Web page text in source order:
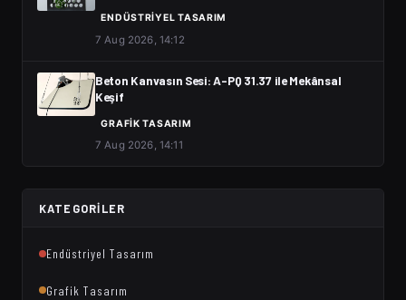
ENDÜSTRIYEL TASARIM
7 Aug 2026, 14:12
Beton Kanvasın Sesi: A-PQ 31.37 ile Mekânsal
Keşif
GRAFIK TASARIM
7 Aug 2026, 14:11
KATEGORILER
Endüstriyel Tasarım
Grafik Tasarım